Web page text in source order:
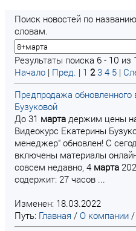
Поиск новостей по
словам.
Результаты поиска 6 - 10 из
Начало | Пред. | 1 2 3 4 5 |
Предпродажа обновленного
Бузуковой
До 31 марта держим цены
Видеокурс Екатерины
менеджер" обновлен! С
включены материалы
совсем недавно, 4 марта
содержит: 27 часов ...
Изменен: 18.03.2022
Путь: Главная / О компании /